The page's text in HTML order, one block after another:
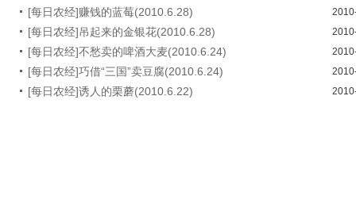
[每日农经]赚钱的蓝莓(2010.6.28)
[每日农经]吊起来的金银花(2010.6.28)
[每日农经]不愁卖的啤酒大麦(2010.6.24)
[每日农经]巧借“三国”卖豆腐(2010.6.24)
[每日农经]诱人的栗蘑(2010.6.22)